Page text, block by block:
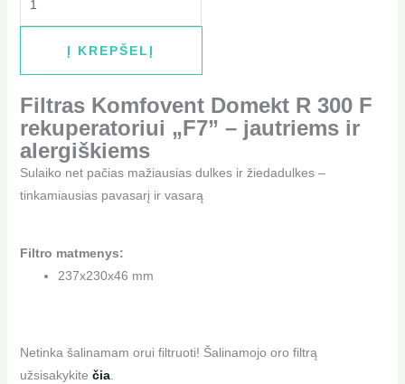
Į KREPŠELĮ
Filtras Komfovent Domekt R 300 F
rekuperatoriui „F7” – jautriems ir
alergiškiems
Sulaiko net pačias mažiausias dulkes ir žiedadulkes –
tinkamiausias pavasarį ir vasarą
Filtro matmenys:
237x230x46 mm
Netinka šalinamam orui filtruoti! Šalinamojo oro filtrą
užsisakykite čia.